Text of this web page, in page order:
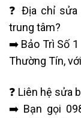
❓ Địa chỉ
trung tâm?
➡️ Bảo Trì Số
Thường Tín,
❓ Liên hệ sửa
➡️ Bạn gọi